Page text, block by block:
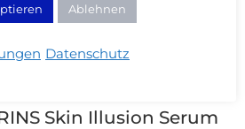
für hohe Deckkraft
Skin Illusion Serum
Ablehnen
Datenschutz